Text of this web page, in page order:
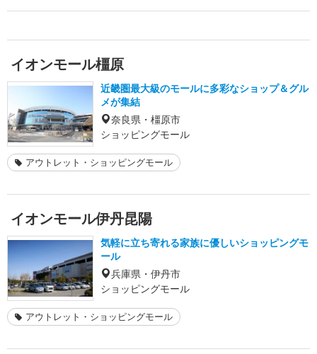
イオンモール橿原
近畿圏最大級のモールに多彩なショップ＆グル
メが集結
奈良県・橿原市
ショッピングモール
アウトレット・ショッピングモール
イオンモール伊丹昆陽
気軽に立ち寄れる家族に優しいショッピングモ
ール
兵庫県・伊丹市
ショッピングモール
アウトレット・ショッピングモール